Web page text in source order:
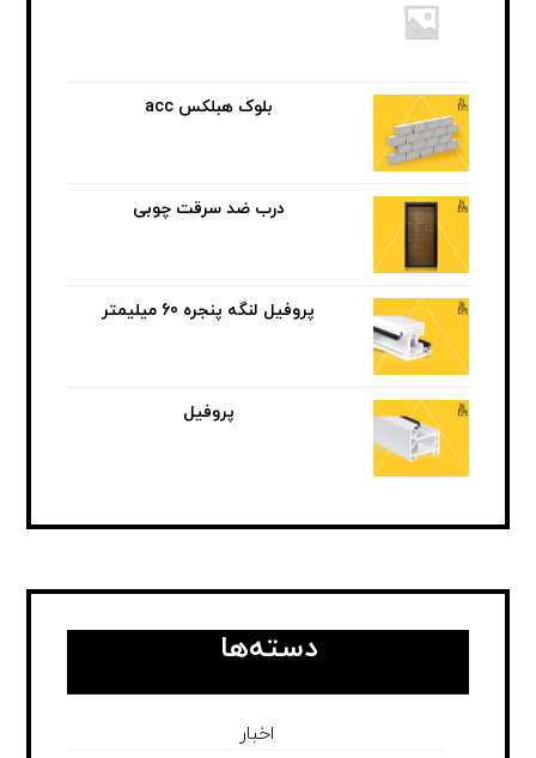
بلوک هبلکس acc
درب ضد سرقت چوبی
پروفیل لنگه پنجره 60 میلیمتر
پروفیل
دسته‌ها
اخبار